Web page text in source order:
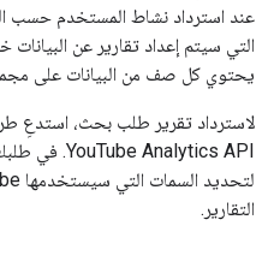
عند استرداد نشاط المستخدم حسب
التي سيتم إعداد تقارير عن البيانات
يحتوي كل صف من البيانات على
لاسترداد تقرير طلب بحث، استدعِ
YouTube Analytics API. في طلبك، استخدِم المَعلمة
التقارير.